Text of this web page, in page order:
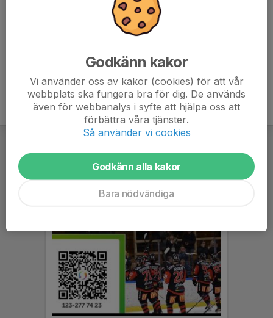
Godkänn kakor
Vi använder oss av kakor (cookies) för att vår
webbplats ska fungera bra för dig. De används
även för webbanalys i syfte att hjälpa oss att
förbättra våra tjänster.
Så använder vi cookies
Godkänn alla kakor
Bara nödvändiga